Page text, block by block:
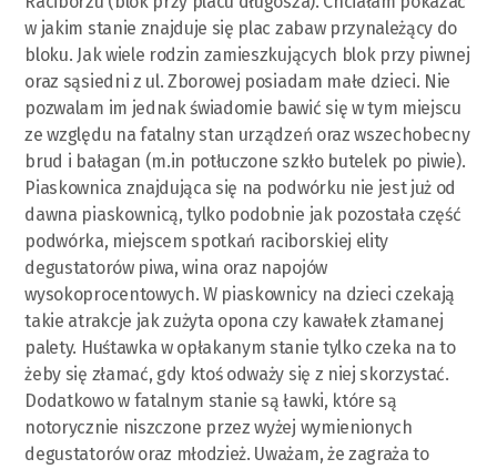
w jakim stanie znajduje się plac zabaw przynależący do
bloku. Jak wiele rodzin zamieszkujących blok przy piwnej
oraz sąsiedni z ul. Zborowej posiadam małe dzieci. Nie
pozwalam im jednak świadomie bawić się w tym miejscu
ze względu na fatalny stan urządzeń oraz wszechobecny
brud i bałagan (m.in potłuczone szkło butelek po piwie).
Piaskownica znajdująca się na podwórku nie jest już od
dawna piaskownicą, tylko podobnie jak pozostała część
podwórka, miejscem spotkań raciborskiej elity
degustatorów piwa, wina oraz napojów
wysokoprocentowych. W piaskownicy na dzieci czekają
takie atrakcje jak zużyta opona czy kawałek złamanej
palety. Huśtawka w opłakanym stanie tylko czeka na to
żeby się złamać, gdy ktoś odważy się z niej skorzystać.
Dodatkowo w fatalnym stanie są ławki, które są
notorycznie niszczone przez wyżej wymienionych
degustatorów oraz młodzież. Uważam, że zagraża to